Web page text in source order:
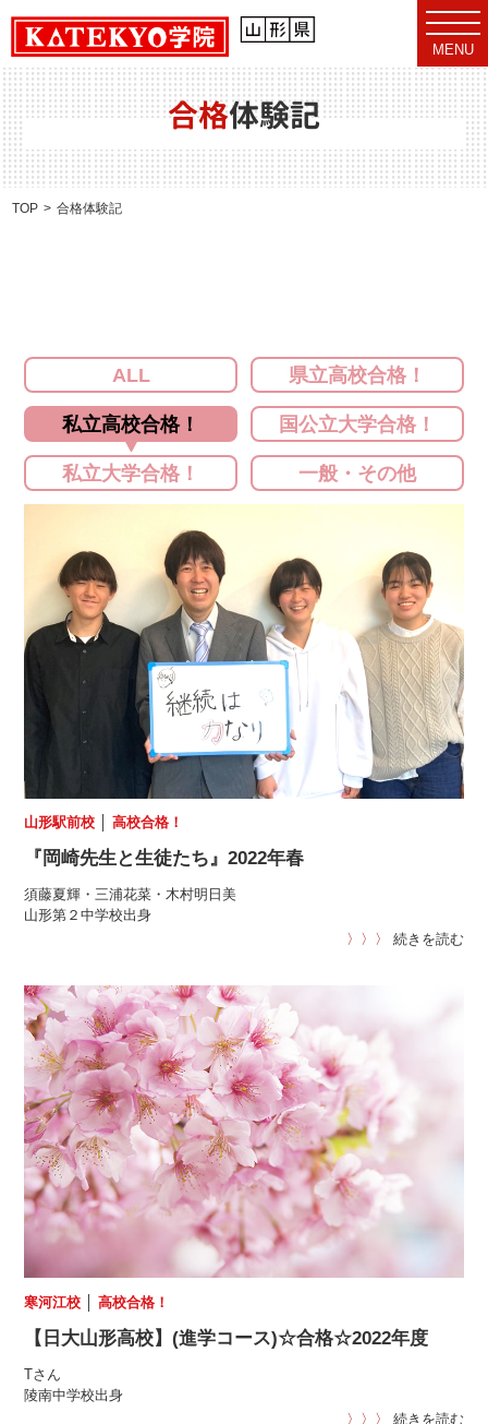
t
o
g
g
l
e
n
v
i
g
MENU
合格体験記
TOP 合格体験記
ALL 県立高校合格！
私立高校合格！ 国公立大学合格！
私立大学合格！ 一般・その他
山形駅前校 │高校合格！
『岡崎先生と生徒たち』2022年春
須藤夏輝・三浦花菜・木村明日美
山形第２中学校出身
〉〉〉
続きを読む
寒河江校 │高校合格！
【日大山形高校】(進学コース)☆合格☆2022年度
Tさん
陵南中学校出身
〉〉〉
続きを読む